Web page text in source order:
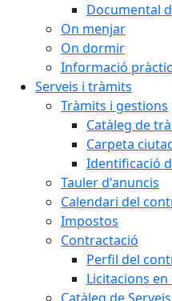
Documental
On menjar
On dormir
Informació
Serveis i tràmits
Tràmits i gestions
Catàleg de
Carpeta
Identificació
Tauler d'anuncis
Calendari del
Impostos
Contractació
Perfil del
Licitacions en